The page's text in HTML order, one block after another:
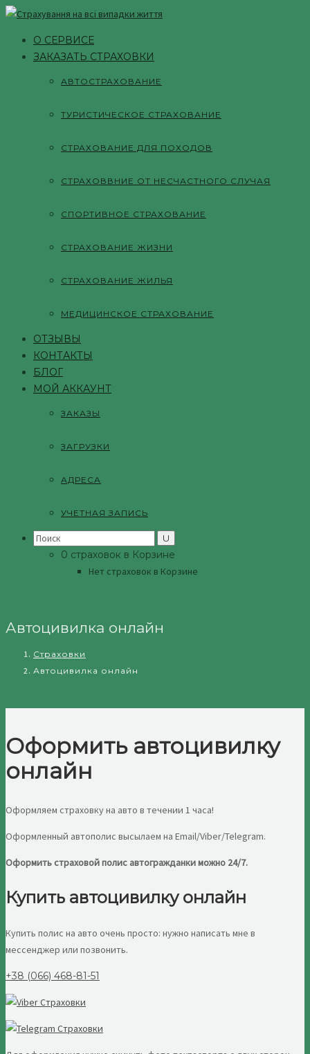
О СЕРВИСЕ
ЗАКАЗАТЬ СТРАХОВКИ
АВТОСТРАХОВАНИЕ
ТУРИСТИЧЕСКОЕ СТРАХОВАНИЕ
СТРАХОВАНИЕ ДЛЯ ПОХОДОВ
СТРАХОВВНИЕ ОТ НЕСЧАСТНОГО СЛУЧАЯ
СПОРТИВНОЕ СТРАХОВАНИЕ
СТРАХОВАНИЕ ЖИЗНИ
СТРАХОВАНИЕ ЖИЛЬЯ
МЕДИЦИНСКОЕ СТРАХОВАНИЕ
ОТЗЫВЫ
КОНТАКТЫ
БЛОГ
МОЙ АККАУНТ
ЗАКАЗЫ
ЗАГРУЗКИ
АДРЕСА
УЧЕТНАЯ ЗАПИСЬ
Search
0 страховок в Корзине
Нет страховок в Корзине
Автоцивилка онлайн
Страховки
Автоцивилка онлайн
Оформить автоцивилку
онлайн
Оформляем страховку на авто в течении 1 часа!
Оформленный автополис высылаем на Email/Viber/Telegram.
Оформить страховой полис автогражданки можно 24/7.
Купить автоцивилку онлайн
Купить полис на авто очень просто: нужно написать мне в
мессенджер или позвонить.
+38 (066) 468-81-51